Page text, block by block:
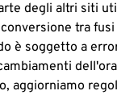
degli altri siti
tra fusi
è soggetto a
aggiorniamo